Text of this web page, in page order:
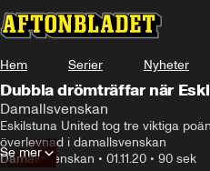
Hem Serier Nyheter
Dubbla drömträffar när
Damallsvenskan
Eskilstuna United tog tre viktiga
överlevnad i damallsvenskan
Damallsvenskan • 01.11.20 • 90 sek
Se mer